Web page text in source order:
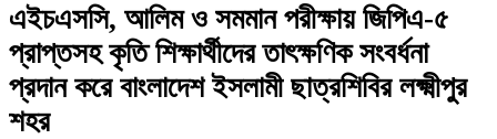
এইচএসসি, আলিম ও সমমান পরীক্ষায় জিপিএ-৫
প্রাপ্তসহ কৃতি শিক্ষার্থীদের তাৎক্ষণিক সংবর্ধনা
প্রদান করে বাংলাদেশ ইসলামী ছাত্রশিবির লক্ষ্মীপুর
শহর